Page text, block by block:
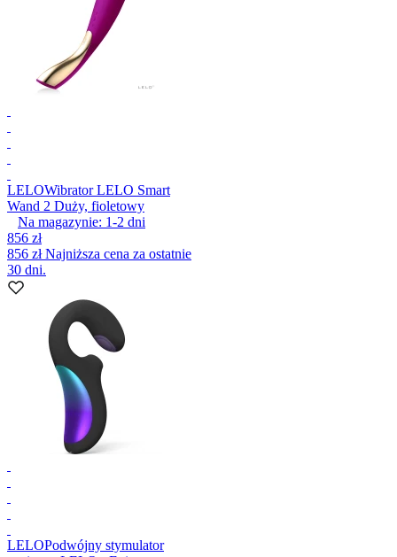
LELOWibrator LELO Smart
Wand 2 Duży, fioletowy
Na magazynie: 1-2 dni
856 zł
856 złNajniższa cena za ostatnie
30 dni.
LELOPodwójny stymulator